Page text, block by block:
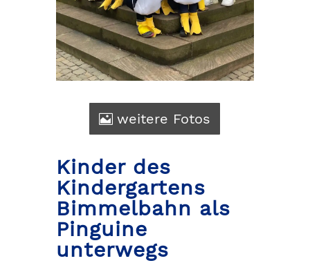
weitere Fotos
Kinder des
Kindergartens
Bimmelbahn als
Pinguine
unterwegs